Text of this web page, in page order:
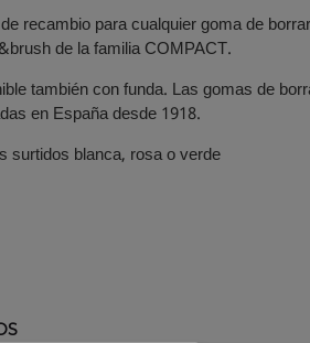
recambio para cualquier goma de
de la familia COMPACT.
también con funda. Las gomas de
en España desde 1918.
surtidos blanca, rosa o verde